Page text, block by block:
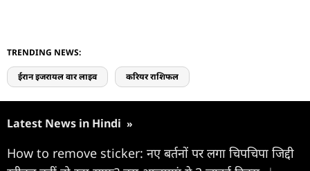
TRENDING NEWS:
ईरान इजरायल वार लाइव करियर राशिफल
Latest News in Hindi »
How to remove sticker: नए बर्तनों पर लगा चिपचिपा जिद्दी